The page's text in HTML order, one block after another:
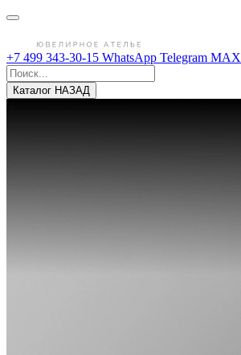
+7 499 343-30-15 WhatsApp Telegram MAX
Каталог НАЗАД